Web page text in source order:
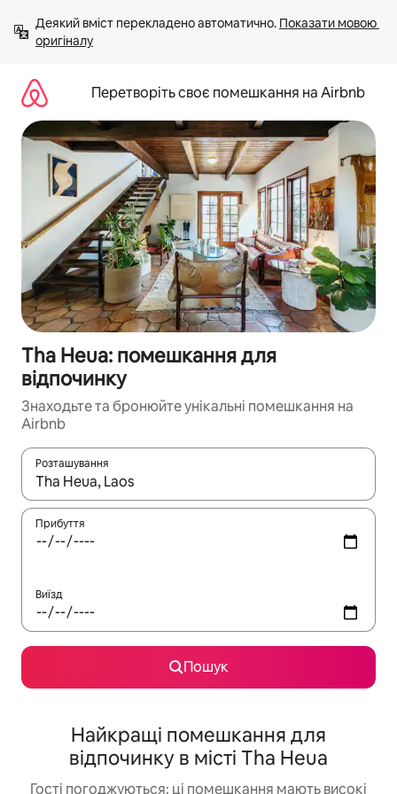
вмісту
Деякий вміст перекладено автоматично. Показати мовою
оригіналу
Перетворіть своє помешкання на Airbnb
Tha Heua: помешкання для
відпочинку
Знаходьте та бронюйте унікальні помешкання на
Airbnb
Розташування
Отримавши результати пошуку, використовуйте для
Прибуття
Виїзд
Пошук
Найкращі помешкання для
відпочинку в місті Tha Heua
Гості погоджуються: ці помешкання мають високі